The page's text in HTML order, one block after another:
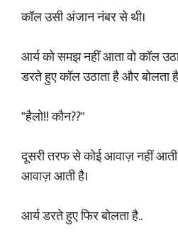
कॉल उसी अंजान नंबर से थी।
आर्य को समझ नहीं आता वो कॉल
डरते हुए कॉल उठाता है और
"हैलो!! कौन??"
दूसरी तरफ से कोई आवाज़ नहीं
आवाज़ आती है।
आर्य डरते हुए फिर बोलता है..